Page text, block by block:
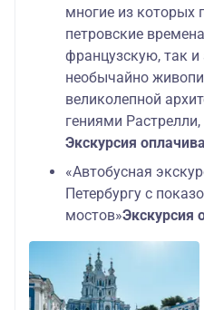
многие из которых
петровские
французскую, так и
необычайно
великолепной
гениями
Экскурсия
«Автобусная
Петербургу с
мостов»Экскурсия